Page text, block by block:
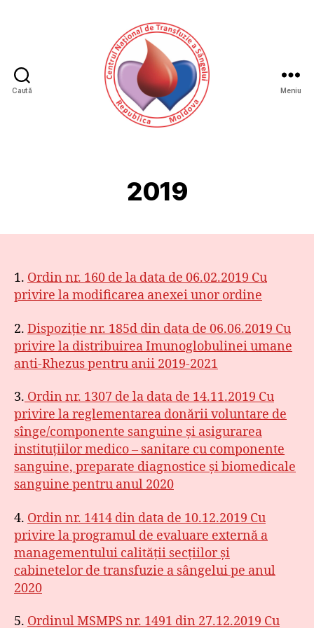
Caută Meniu
2019
1. Ordin nr. 160 de la data de 06.02.2019 Cu
privire la modificarea anexei unor ordine
2. Dispoziție nr. 185d din data de 06.06.2019 Cu
privire la distribuirea Imunoglobulinei umane
anti-Rhezus pentru anii 2019-2021
3. Ordin nr. 1307 de la data de 14.11.2019 Cu
privire la reglementarea donării voluntare de
sînge/componente sanguine și asigurarea
instituțiilor medico – sanitare cu componente
sanguine, preparate diagnostice și biomedicale
sanguine pentru anul 2020
4. Ordin nr. 1414 din data de 10.12.2019 Cu
privire la programul de evaluare externă a
managementului calității secțiilor și
cabinetelor de transfuzie a sângelui pe anul
2020
5. Ordinul MSMPS nr. 1491 din 27.12.2019 Cu